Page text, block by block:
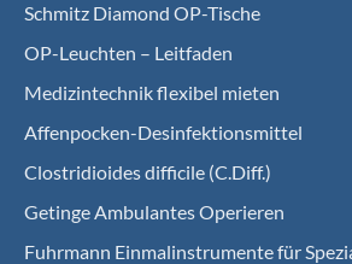
Schmitz Diamond OP-Tische
OP-Leuchten – Leitfaden
Medizintechnik flexibel mieten
Affenpocken-Desinfektionsmittel
Clostridioides difficile (C.Diff.)
Getinge Ambulantes Operieren
Fuhrmann Einmalinstrumente für